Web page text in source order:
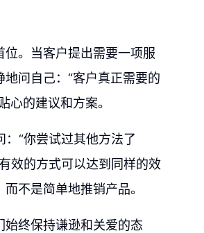
。当客户提出需要一项服
问自己：“客户真正需要的
心的建议和方案。
“你尝试过其他方法了
效的方式可以达到同样的效
不是简单地推销产品。
终保持谦逊和关爱的态